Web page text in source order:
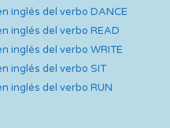
inglés del verbo DANCE
inglés del verbo READ
inglés del verbo WRITE
inglés del verbo SIT
inglés del verbo RUN